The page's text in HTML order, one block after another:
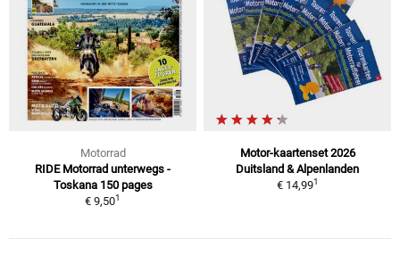
Motorrad
RIDE Motorrad unterwegs -
Toskana 150 pages
€ 9,501
Motor-kaartenset 2026
Duitsland & Alpenlanden
€ 14,991